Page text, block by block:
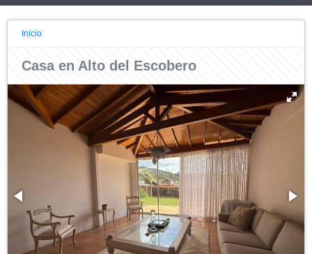
Inicio
Casa en Alto del Escobero